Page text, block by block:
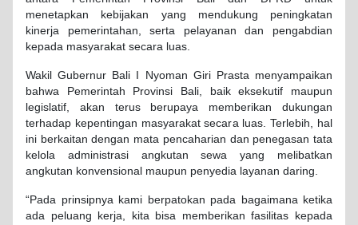
menetapkan kebijakan yang mendukung peningkatan
kinerja pemerintahan, serta pelayanan dan pengabdian
kepada masyarakat secara luas.
Wakil Gubernur Bali I Nyoman Giri Prasta menyampaikan
bahwa Pemerintah Provinsi Bali, baik eksekutif maupun
legislatif, akan terus berupaya memberikan dukungan
terhadap kepentingan masyarakat secara luas. Terlebih, hal
ini berkaitan dengan mata pencaharian dan penegasan tata
kelola administrasi angkutan sewa yang melibatkan
angkutan konvensional maupun penyedia layanan daring.
“Pada prinsipnya kami berpatokan pada bagaimana ketika
ada peluang kerja, kita bisa memberikan fasilitas kepada